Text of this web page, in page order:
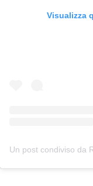
Visualizza